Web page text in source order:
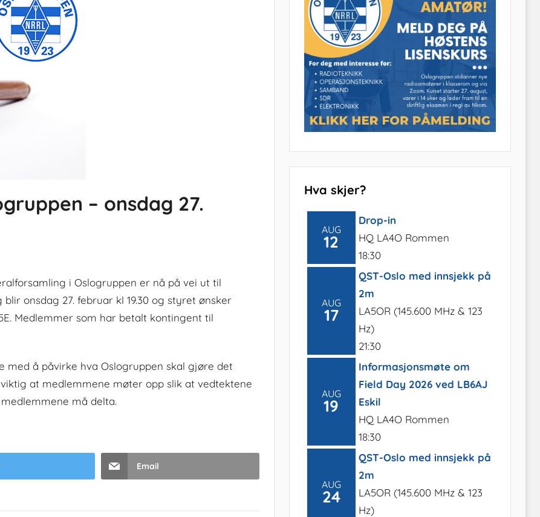
– onsdag 27.
i Oslogruppen er nå på vei ut til
onsdag 27. februar kl 19.30 og styret ønsker
Medlemmer som har betalt kontingent til
å påvirke hva Oslogruppen skal gjøre det
at medlemmene møter opp slik at vedtektene
må delta.
Email
Hva skjer?
AUG
12
Drop-in
HQ LA4O Rommen
18:30
AUG
17
QST-Oslo med innsjekk på
2m
LA5OR (145.600 MHz & 123
Hz)
21:30
AUG
19
Informasjonsmøte om
Field Day 2026 ved LB6AJ
Eskil
HQ LA4O Rommen
18:30
AUG
24
QST-Oslo med innsjekk på
2m
LA5OR (145.600 MHz & 123
Hz)